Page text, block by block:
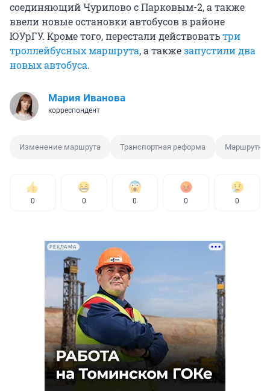
соединяющий Чурилово с Парковым-2, а также
ввели новые остановки автобусов в районе
ЮУрГУ. Кроме того, перестали действоватьтри
троллейбусных маршрута, а такжезапустили два
новых автобуса.
Мария Иванова
корреспондент
Изменение маршрута Транспортная реформа Маршрутка
0 0 0 0 0
РЕКЛАМА